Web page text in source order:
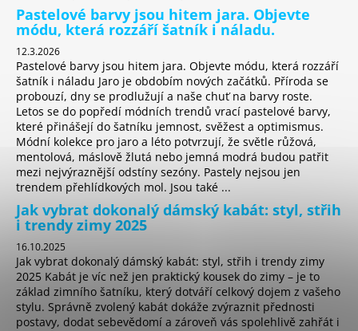
Pastelové barvy jsou hitem jara. Objevte
módu, která rozzáří šatník i náladu.
12.3.2026
Pastelové barvy jsou hitem jara. Objevte módu, která rozzáří
šatník i náladu Jaro je obdobím nových začátků. Příroda se
probouzí, dny se prodlužují a naše chuť na barvy roste.
Letos se do popředí módních trendů vrací pastelové barvy,
které přinášejí do šatníku jemnost, svěžest a optimismus.
Módní kolekce pro jaro a léto potvrzují, že světle růžová,
mentolová, máslově žlutá nebo jemná modrá budou patřit
mezi nejvýraznější odstíny sezóny. Pastely nejsou jen
trendem přehlídkových mol. Jsou také ...
Jak vybrat dokonalý dámský kabát: styl, střih
i trendy zimy 2025
16.10.2025
Jak vybrat dokonalý dámský kabát: styl, střih i trendy zimy
2025 Kabát je víc než jen praktický kousek do zimy – je to
základ zimního šatníku, který dotváří celkový dojem z vašeho
stylu. Správně zvolený kabát dokáže zvýraznit přednosti
postavy, dodat sebevědomí a zároveň vás spolehlivě zahřát i